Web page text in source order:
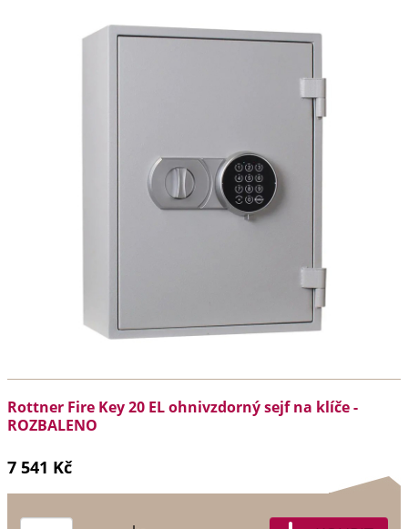
Rottner Fire Key 20 EL ohnivzdorný sejf na klíče -
ROZBALENO
7 541 Kč